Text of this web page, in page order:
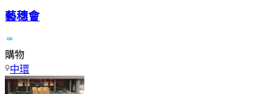
藝穗會
購物
中環